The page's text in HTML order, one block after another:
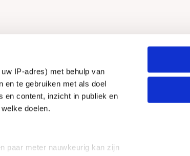
IP-adres) met behulp van
en te gebruiken met als doel
en content, inzicht in publiek en
doelen.
paar meter nauwkeurig kan zijn